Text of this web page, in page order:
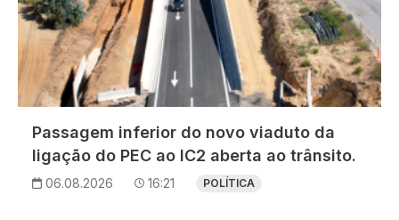
Passagem inferior do novo viaduto da
ligação do PEC ao IC2 aberta ao trânsito.
06.08.2026 16:21 POLÍTICA